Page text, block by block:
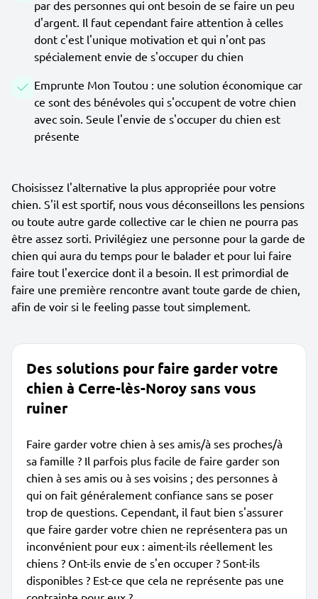
par des personnes qui ont besoin de se faire un peu
d'argent. Il faut cependant faire attention à celles
dont c'est l'unique motivation et qui n'ont pas
spécialement envie de s'occuper du chien
Emprunte Mon Toutou : une solution économique car
ce sont des bénévoles qui s'occupent de votre chien
avec soin. Seule l'envie de s'occuper du chien est
présente
Choisissez l'alternative la plus appropriée pour votre
chien. S'il est sportif, nous vous déconseillons les pensions
ou toute autre garde collective car le chien ne pourra pas
être assez sorti. Privilégiez une personne pour la garde de
chien qui aura du temps pour le balader et pour lui faire
faire tout l'exercice dont il a besoin. Il est primordial de
faire une première rencontre avant toute garde de chien,
afin de voir si le feeling passe tout simplement.
Des solutions pour faire garder votre
chien à Cerre-lès-Noroy sans vous
ruiner
Faire garder votre chien à ses amis/à ses proches/à
sa famille ? Il parfois plus facile de faire garder son
chien à ses amis ou à ses voisins ; des personnes à
qui on fait généralement confiance sans se poser
trop de questions. Cependant, il faut bien s'assurer
que faire garder votre chien ne représentera pas un
inconvénient pour eux : aiment-ils réellement les
chiens ? Ont-ils envie de s'en occuper ? Sont-ils
disponibles ? Est-ce que cela ne représente pas une